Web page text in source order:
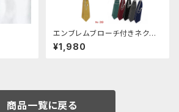
エンブレムブローチ付きネクタ
イ(イエロー)
¥1,980
商品一覧に戻る